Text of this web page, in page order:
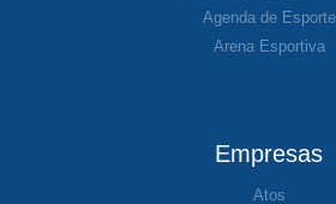
Agenda de Esporte
Arena Esportiva
Empresas
Atos